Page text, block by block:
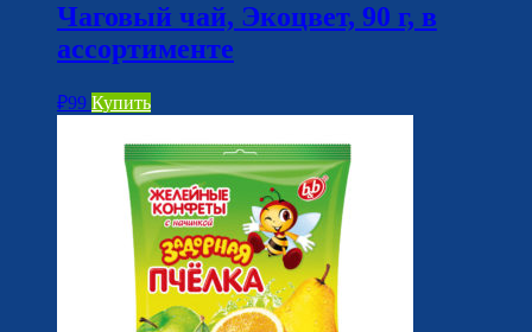
Чаговый чай, Экоцвет, 90 г, в
ассортименте
₽99 Купить